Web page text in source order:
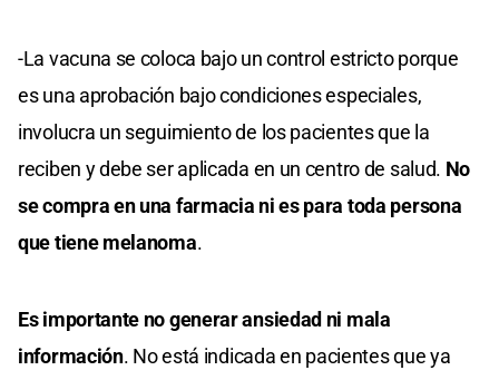
-La vacuna se coloca bajo un control estricto porque
es una aprobación bajo condiciones especiales,
involucra un seguimiento de los pacientes que la
reciben y debe ser aplicada en un centro de salud. No
se compra en una farmacia ni es para toda persona
que tiene melanoma.
Es importante no generar ansiedad ni mala
información. No está indicada en pacientes que ya